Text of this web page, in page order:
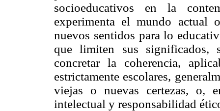
socioeducativos en la
experimenta el mundo actual
nuevos sentidos para lo
que limiten sus significados,
concretar la coherencia,
estrictamente escolares,
viejas o nuevas certezas, o,
intelectual y responsabilidad